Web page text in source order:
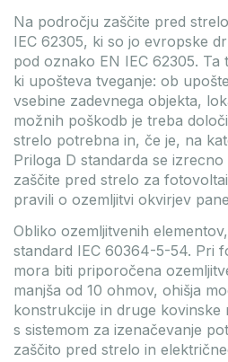
Na področju zaščite pred
IEC 62305, ki so jo evropske
pod oznako EN IEC 62305. Ta
ki upošteva tveganje: ob
vsebine zadevnega objekta,
možnih poškodb je treba
strelo potrebna in, če je, na
Priloga D standarda se
zaščite pred strelo za
pravili o ozemljitvi okvirjev
Obliko ozemljitvenih
standard IEC 60364-5-54. Pri
mora biti priporočena
manjša od 10 ohmov, ohišja
konstrukcije in druge kovinske
s sistemom za izenačevanje
zaščito pred strelo in